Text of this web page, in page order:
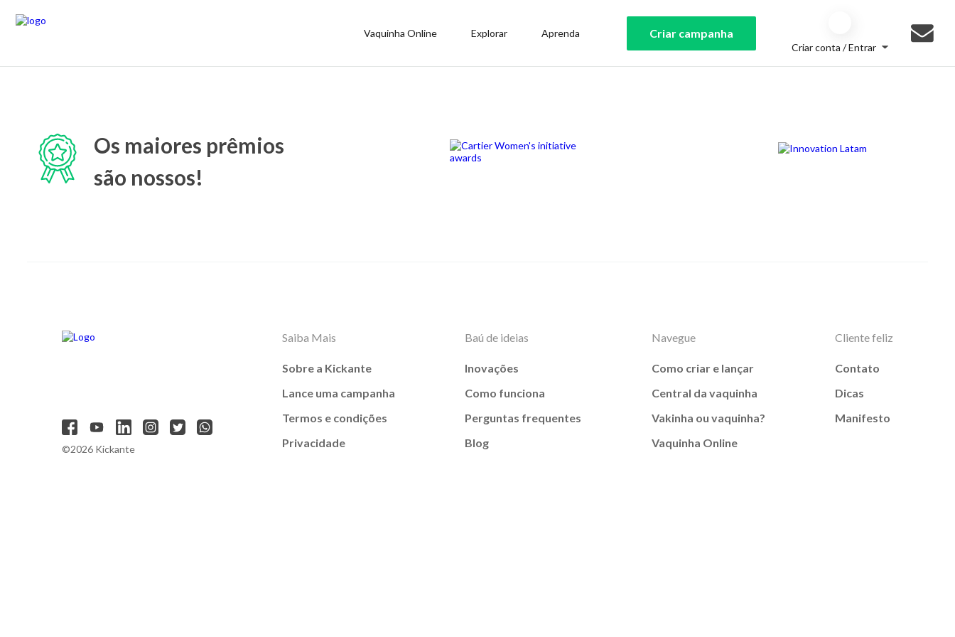
Vaquinha Online Explorar Aprenda Criar campanha
Criar conta / Entrar
Os maiores prêmios
são nossos!
©2026 Kickante
Saiba Mais
Sobre a Kickante
Lance uma campanha
Termos e condições
Privacidade
Baú de ideias
Inovações
Como funciona
Perguntas frequentes
Blog
Navegue
Como criar e lançar
Central da vaquinha
Vakinha ou vaquinha?
Vaquinha Online
Cliente feliz
Contato
Dicas
Manifesto